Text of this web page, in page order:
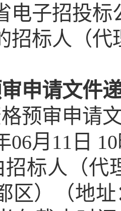
电子招投标
招标人（
申请文件
预审申请
06月11日
招标人（代
区）（地